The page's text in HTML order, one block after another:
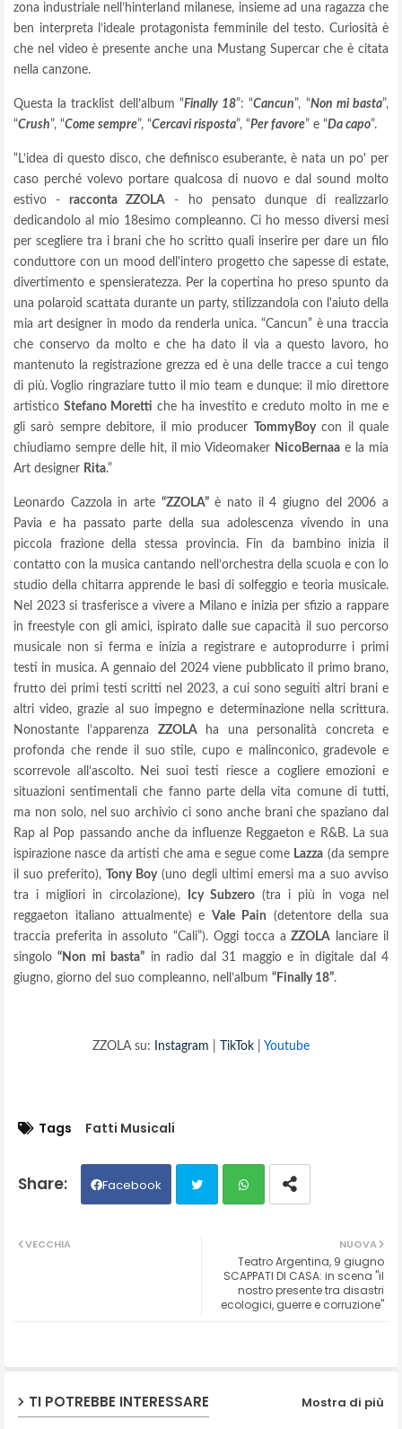
zona industriale nell’hinterland milanese, insieme ad una ragazza che
ben interpreta l’ideale protagonista femminile del testo. Curiosità è
che nel video è presente anche una Mustang Supercar che è citata
nella canzone.
Questa la tracklist dell’album “Finally 18”: “Cancun”, “Non mi basta”,
“Crush”, “Come sempre”, “Cercavi risposta”, “Per favore” e “Da capo”.
“L’idea di questo disco, che definisco esuberante, è nata un po' per
caso perché volevo portare qualcosa di nuovo e dal sound molto
estivo -racconta ZZOLA - ho pensato dunque di realizzarlo
dedicandolo al mio 18esimo compleanno. Ci ho messo diversi mesi
per scegliere tra i brani che ho scritto quali inserire per dare un filo
conduttore con un mood dell'intero progetto che sapesse di estate,
divertimento e spensieratezza. Per la copertina ho preso spunto da
una polaroid scattata durante un party, stilizzandola con l'aiuto della
mia art designer in modo da renderla unica. “Cancun” è una traccia
che conservo da molto e che ha dato il via a questo lavoro, ho
mantenuto la registrazione grezza ed è una delle tracce a cui tengo
di più. Voglio ringraziare tutto il mio team e dunque: il mio direttore
artistico Stefano Moretti che ha investito e creduto molto in me e
gli sarò sempre debitore, il mio producer
TommyBoycon il quale
chiudiamo sempre delle hit, il mio Videomaker NicoBernaa e la mia
Art designer Rita.”
Leonardo Cazzola in arte “ZZOLA”è nato il 4 giugno del 2006 a
Pavia e ha passato parte della sua adolescenza vivendo in una
piccola frazione della stessa provincia. Fin da bambino inizia il
contatto con la musica cantando nell’orchestra della scuola e con lo
studio della chitarra apprende le basi di solfeggio e teoria musicale.
Nel 2023 si trasferisce a vivere a Milano e inizia per sfizio a rappare
in freestyle con gli amici, ispirato dalle sue capacità il suo percorso
musicale non si ferma e inizia a registrare e autoprodurre i primi
testi in musica. A gennaio del 2024 viene pubblicato il primo brano,
frutto dei primi testi scritti nel 2023, a cui sono seguiti altri brani e
altri video, grazie al suo impegno e determinazione nella scrittura.
Nonostante l’apparenza ZZOLAha una personalità concreta e
profonda che rende il suo stile, cupo e malinconico, gradevole e
scorrevole all’ascolto. Nei suoi testi riesce a cogliere emozioni e
situazioni sentimentali che fanno parte della vita comune di tutti,
ma non solo, nel suo archivio ci sono anche brani che spaziano dal
Rap al Pop passando anche da influenze Reggaeton e R&B. La sua
ispirazione nasce da artisti che ama e segue come Lazza (da sempre
il suo preferito),
Tony Boy(uno degli ultimi emersi ma a suo avviso
tra i migliori in circolazione),
Icy Subzero (tra i più in voga nel
reggaeton italiano attualmente) e Vale Pain (detentore della sua
traccia preferita in assoluto “Cali”). Oggi tocca aZZOLA lanciare il
singolo“Non mi basta” in radio dal 31 maggio e in digitale dal 4
giugno, giorno del suo compleanno, nell’album “Finally 18”.
ZZOLA su: Instagram TikTok Youtube
Tags Fatti Musicali
Facebook
ats
ap
NUOVA
Teatro Argentina, 9 giugno
SCAPPATI DI CASA: in scena "il
nostro presente tra disastri
ecologici, guerre e corruzione"
VECCHIA
TI POTREBBE INTERESSARE Mostra di più